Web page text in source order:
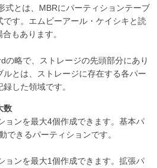
式とは、MBRにパーティションテーブ
す。エムビーアール・ケイシキと読
もあります。
の略で、ストレージの先頭部分にあり
ルとは、ストレージに存在する各パー
した領域です。
数
ョンを最大4個作成できます。基本パ
できるパーティションです。
ョンを最大1個作成できます。拡張パ